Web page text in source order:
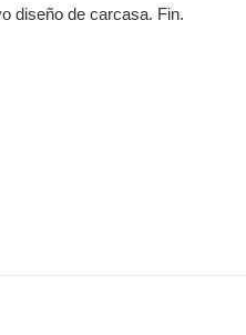
diseño de carcasa. Fin.